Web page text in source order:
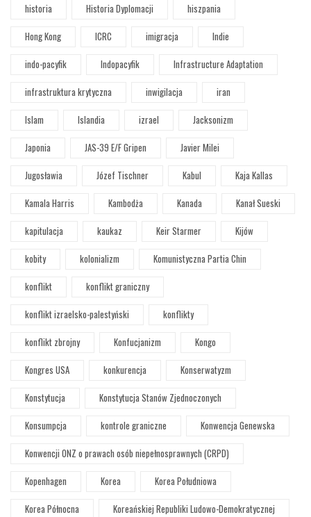
historia
Historia Dyplomacji
hiszpania
Hong Kong
ICRC imigracja
Indie
indo-pacyfik
Indopacyfik
Infrastructure Adaptation
infrastruktura krytyczna
inwigilacja
iran
Islam
Islandia izrael
Jacksonizm
Japonia
JAS-39 E/F Gripen
Javier Milei
Jugosławia
Józef Tischner Kabul
Kaja Kallas
Kamala Harris
Kambodża Kanada
Kanał Sueski
kapitulacja
kaukaz Keir Starmer
Kijów
kobity
kolonializm
Komunistyczna Partia Chin
konflikt
konflikt graniczny
konflikt izraelsko-palestyński
konflikty
konflikt zbrojny
Konfucjanizm
Kongo
Kongres USA
konkurencja
Konserwatyzm
Konstytucja
Konstytucja Stanów Zjednoczonych
Konsumpcja
kontrole graniczne
Konwencja Genewska
Konwencji ONZ o prawach osób niepełnosprawnych (CRPD)
Kopenhagen
Korea
Korea Południowa
Korea Północna
Koreańskiej Republiki Ludowo-Demokratycznej